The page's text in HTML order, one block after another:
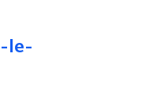
le-